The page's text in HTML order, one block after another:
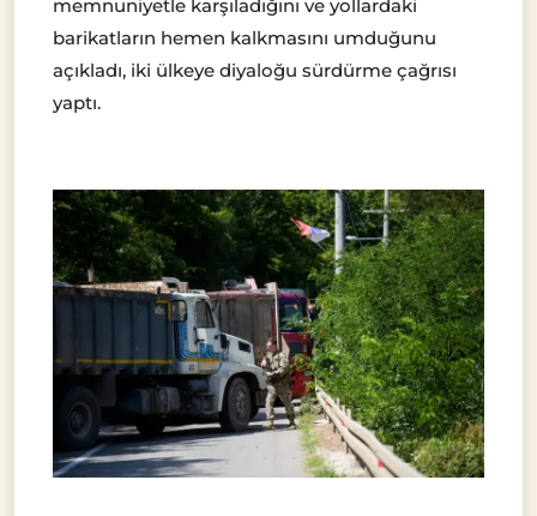
memnuniyetle karşıladığını ve yollardaki
barikatların hemen kalkmasını umduğunu
açıkladı, iki ülkeye diyaloğu sürdürme çağrısı
yaptı.